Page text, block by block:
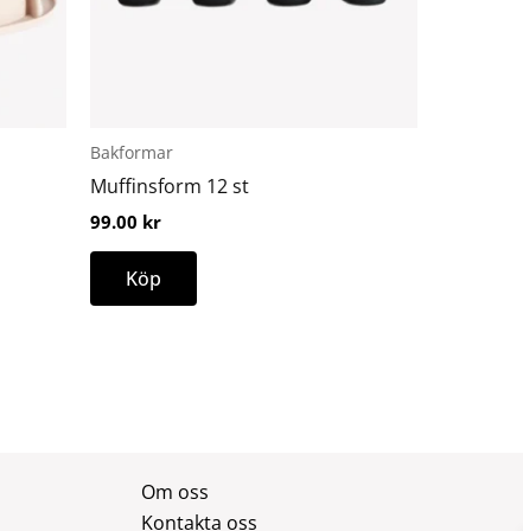
Bakformar
Muffinsform 12 st
99.00 kr
Köp
Om oss
Kontakta oss